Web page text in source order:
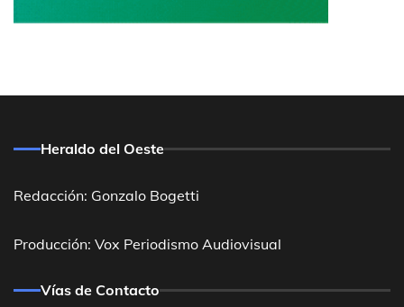
Heraldo del Oeste
Redacción: Gonzalo Bogetti
Producción: Vox Periodismo Audiovisual
Vías de Contacto